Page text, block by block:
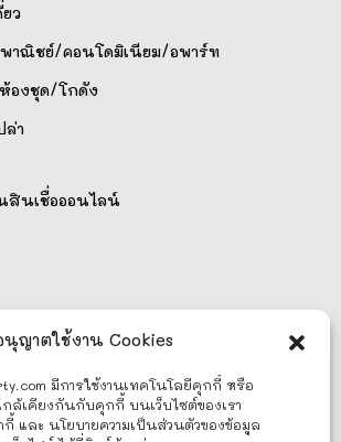
ญาตใช้งาน Cookies
มีการใช้งานเทคโนโลยีคุกกี้ หรือ
ล้เคียงกันกับคุกกี้ บนเว็บไซต์ของเรา
และ นโยบายความเป็นส่วนตัวของข้อมูล
ว
พาณิชย์/คอนโดมิเนียม/อพาร์ท
องชุด/โกดัง
ล่า
สินเชื่อออนไลน์